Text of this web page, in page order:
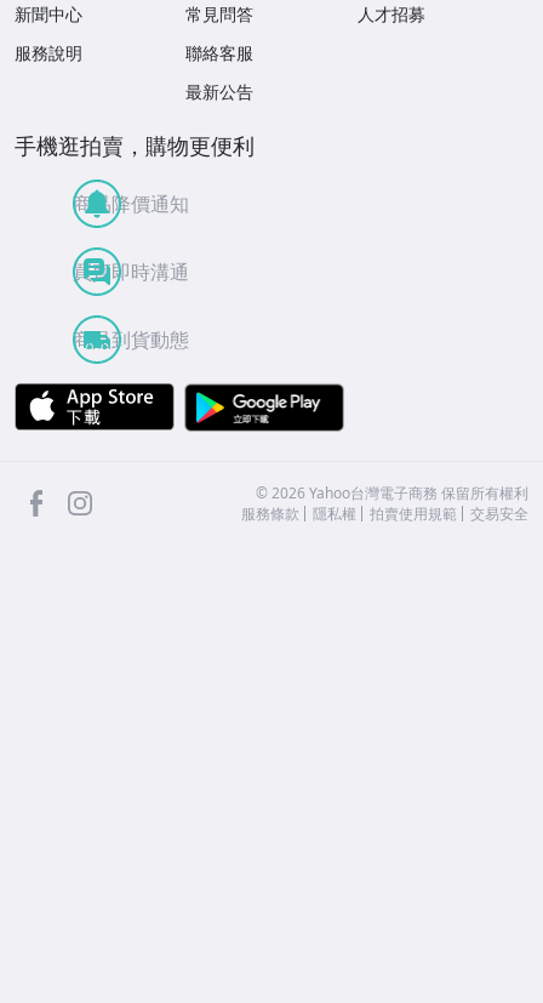
新聞中心
服務說明
常見問答
聯絡客服
最新公告
人才招募
手機逛拍賣，購物更便利
商品降價通知
買賣即時溝通
商品到貨動態
APP Store
facebook ©2026 Yahoo台灣電子商務 保留所有權利
服務條款
隱私權 拍賣使用規範 交易安全